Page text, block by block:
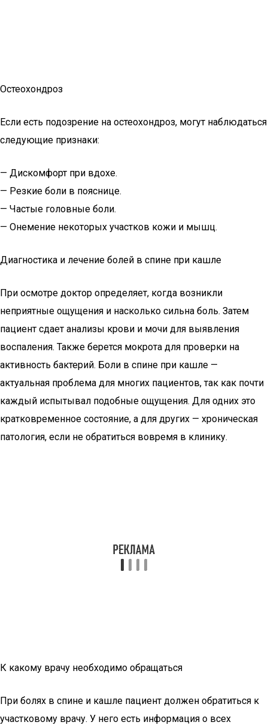
Остеохондроз
Если есть подозрение на остеохондроз, могут наблюдаться
следующие признаки:
— Дискомфорт при вдохе.
— Резкие боли в пояснице.
— Частые головные боли.
— Онемение некоторых участков кожи и мышц.
Диагностика и лечение болей в спине при кашле
При осмотре доктор определяет, когда возникли
неприятные ощущения и насколько сильна боль. Затем
пациент сдает анализы крови и мочи для выявления
воспаления. Также берется мокрота для проверки на
активность бактерий. Боли в спине при кашле —
актуальная проблема для многих пациентов, так как почти
каждый испытывал подобные ощущения. Для одних это
кратковременное состояние, а для других — хроническая
патология, если не обратиться вовремя в клинику.
К какому врачу необходимо обращаться
При болях в спине и кашле пациент должен обратиться к
участковому врачу. У него есть информация о всех